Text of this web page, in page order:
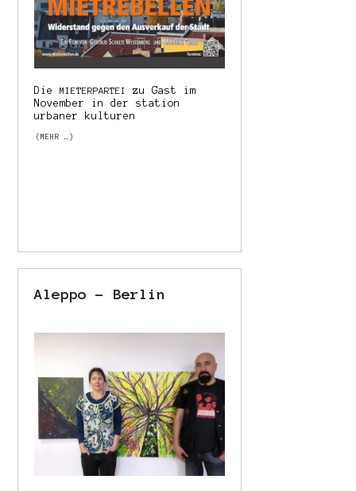
DieMIETERPARTEI
zu Gast im
November in der station
urbaner kulturen
(MEHR …)
Aleppo – Berlin